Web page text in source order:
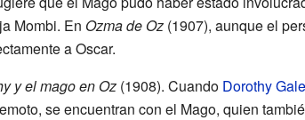
Mombi. En Ozma de Oz(1907), aunque el
a Oscar.
y el mago en Oz(1908). Cuando Dorothy Gale
se encuentran con el Mago, quien